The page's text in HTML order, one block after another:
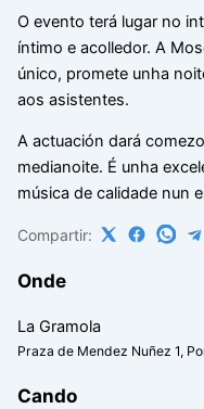
O evento terá lugar no
íntimo e acolledor. A
único, promete unha
aos asistentes.
A actuación dará
medianoite. É unha
música de calidade nun
Compartir:
Onde
La Gramola
Praza de Mendez Nuñez 1,
Cando